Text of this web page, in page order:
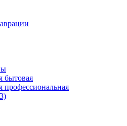
бытовая
профессиональная